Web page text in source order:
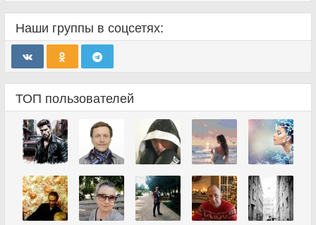
Наши группы в соцсетях:
ТОП пользователей